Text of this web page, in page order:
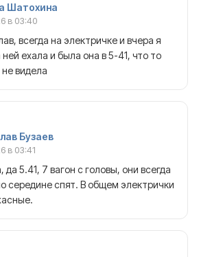
Шатохина
в 03:40
всегда на электричке и вчера я
ехала и была она в 5-41, что то
видела
Бузаев
в 03:41
да 5.41, 7 вагон с головы, они всегда
середине спят. В общем электрички